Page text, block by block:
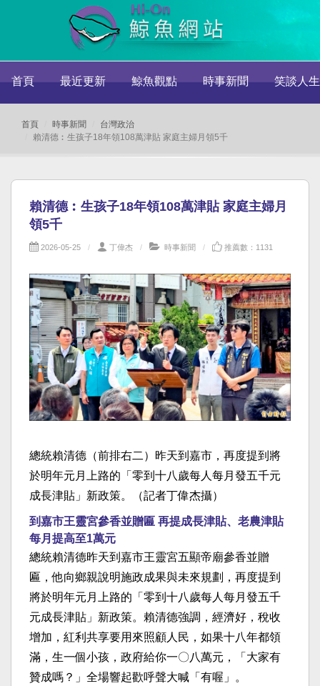
首頁 最近更新 鯨魚觀點 時事新聞 笑談人生
首頁 時事新聞
台灣政治
賴清德︰生孩子18年領108萬津貼 家庭主婦月領5千
賴清德︰生孩子18年領108萬津貼 家庭主婦月
領5千
2026-05-25 丁偉杰 時事新聞 推薦數：1131
總統賴清德（前排右二）昨天到嘉市，再度提到將
於明年元月上路的「零到十八歲每人每月發五千元
成長津貼」新政策。（記者丁偉杰攝）
到嘉市王靈宮參香並贈匾 再提成長津貼、老農津貼
每月提高至1萬元
總統賴清德昨天到嘉市王靈宮五顯帝廟參香並贈
匾，他向鄉親說明施政成果與未來規劃，再度提到
將於明年元月上路的「零到十八歲每人每月發五千
元成長津貼」新政策。賴清德強調，經濟好，稅收
增加，紅利共享要用來照顧人民，如果十八年都領
滿，生一個小孩，政府給你一〇八萬元，「大家有
贊成嗎？」全場響起歡呼聲大喊「有喔」。